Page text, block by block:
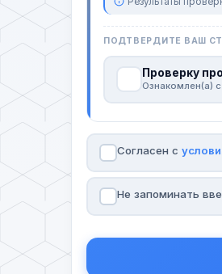
ПОДТВЕРДИТЕ ВАШ
Проверку
Ознакомлен(а)
Согласен с
Не запоминать